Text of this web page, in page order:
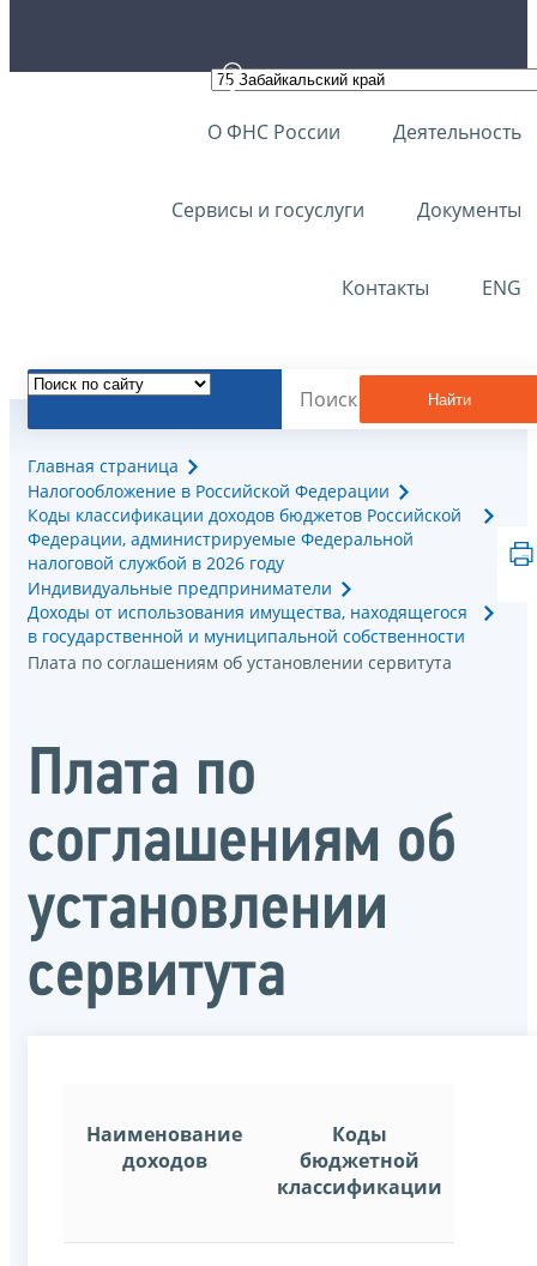
О ФНС России Деятельность
Сервисы и госуслуги Документы
Контакты ENG
Найти
Главная страница
Налогообложение в Российской Федерации
Коды классификации доходов бюджетов Российской
Федерации, администрируемые Федеральной
налоговой службой в 2026 году
Индивидуальные предприниматели
Доходы от использования имущества, находящегося
в государственной и муниципальной собственности
Плата по соглашениям об установлении сервитута
Плата по
соглашениям об
установлении
сервитута
Наименование
доходов
Коды
бюджетной
классификации